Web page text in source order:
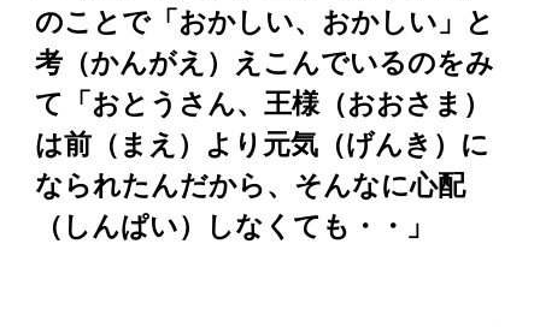
のことで「おかしい、おかしい」と
考（かんがえ）えこんでいるのをみ
て「おとうさん、王様（おおさま）
は前（まえ）より元気（げんき）に
なられたんだから、そんなに心配
（しんぱい）しなくても・・」